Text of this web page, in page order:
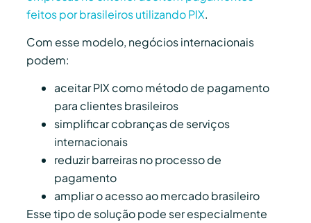
feitos por brasileiros utilizando PIX.
Com esse modelo, negócios internacionais
podem:
aceitar PIX como método de pagamento
para clientes brasileiros
simplificar cobranças de serviços
internacionais
reduzir barreiras no processo de
pagamento
ampliar o acesso ao mercado brasileiro
Esse tipo de solução pode ser especialmente